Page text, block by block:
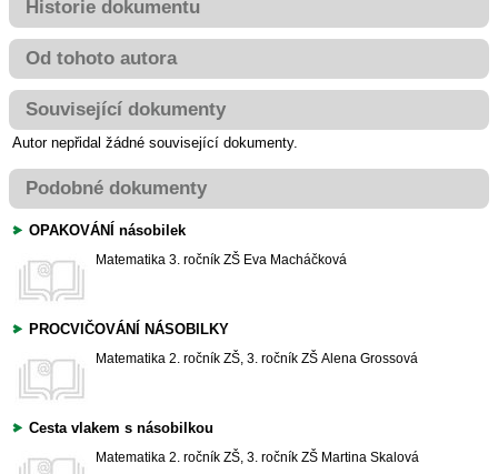
Historie dokumentu
Od tohoto autora
Související dokumenty
Autor nepřidal žádné související dokumenty.
Podobné dokumenty
OPAKOVÁNÍ násobilek
Matematika 3. ročník ZŠ Eva Macháčková
PROCVIČOVÁNÍ NÁSOBILKY
Matematika 2. ročník ZŠ, 3. ročník ZŠ Alena Grossová
Cesta vlakem s násobilkou
Matematika 2. ročník ZŠ, 3. ročník ZŠ Martina Skalová